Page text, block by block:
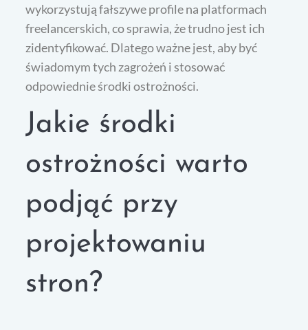
wykorzystują fałszywe profile na platformach
freelancerskich, co sprawia, że trudno jest ich
zidentyfikować. Dlatego ważne jest, aby być
świadomym tych zagrożeń i stosować
odpowiednie środki ostrożności.
Jakie środki
ostrożności warto
podjąć przy
projektowaniu
stron?